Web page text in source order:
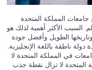
المملكة المتحدة
السبب الأكثر أهمية لذلك هو
وتاريخها الطويل وأفضل جودة
ناطقة باللغة الإنجليزية.
في المملكة المتحدة لا
المتحدة لا تزال نقطة جذب